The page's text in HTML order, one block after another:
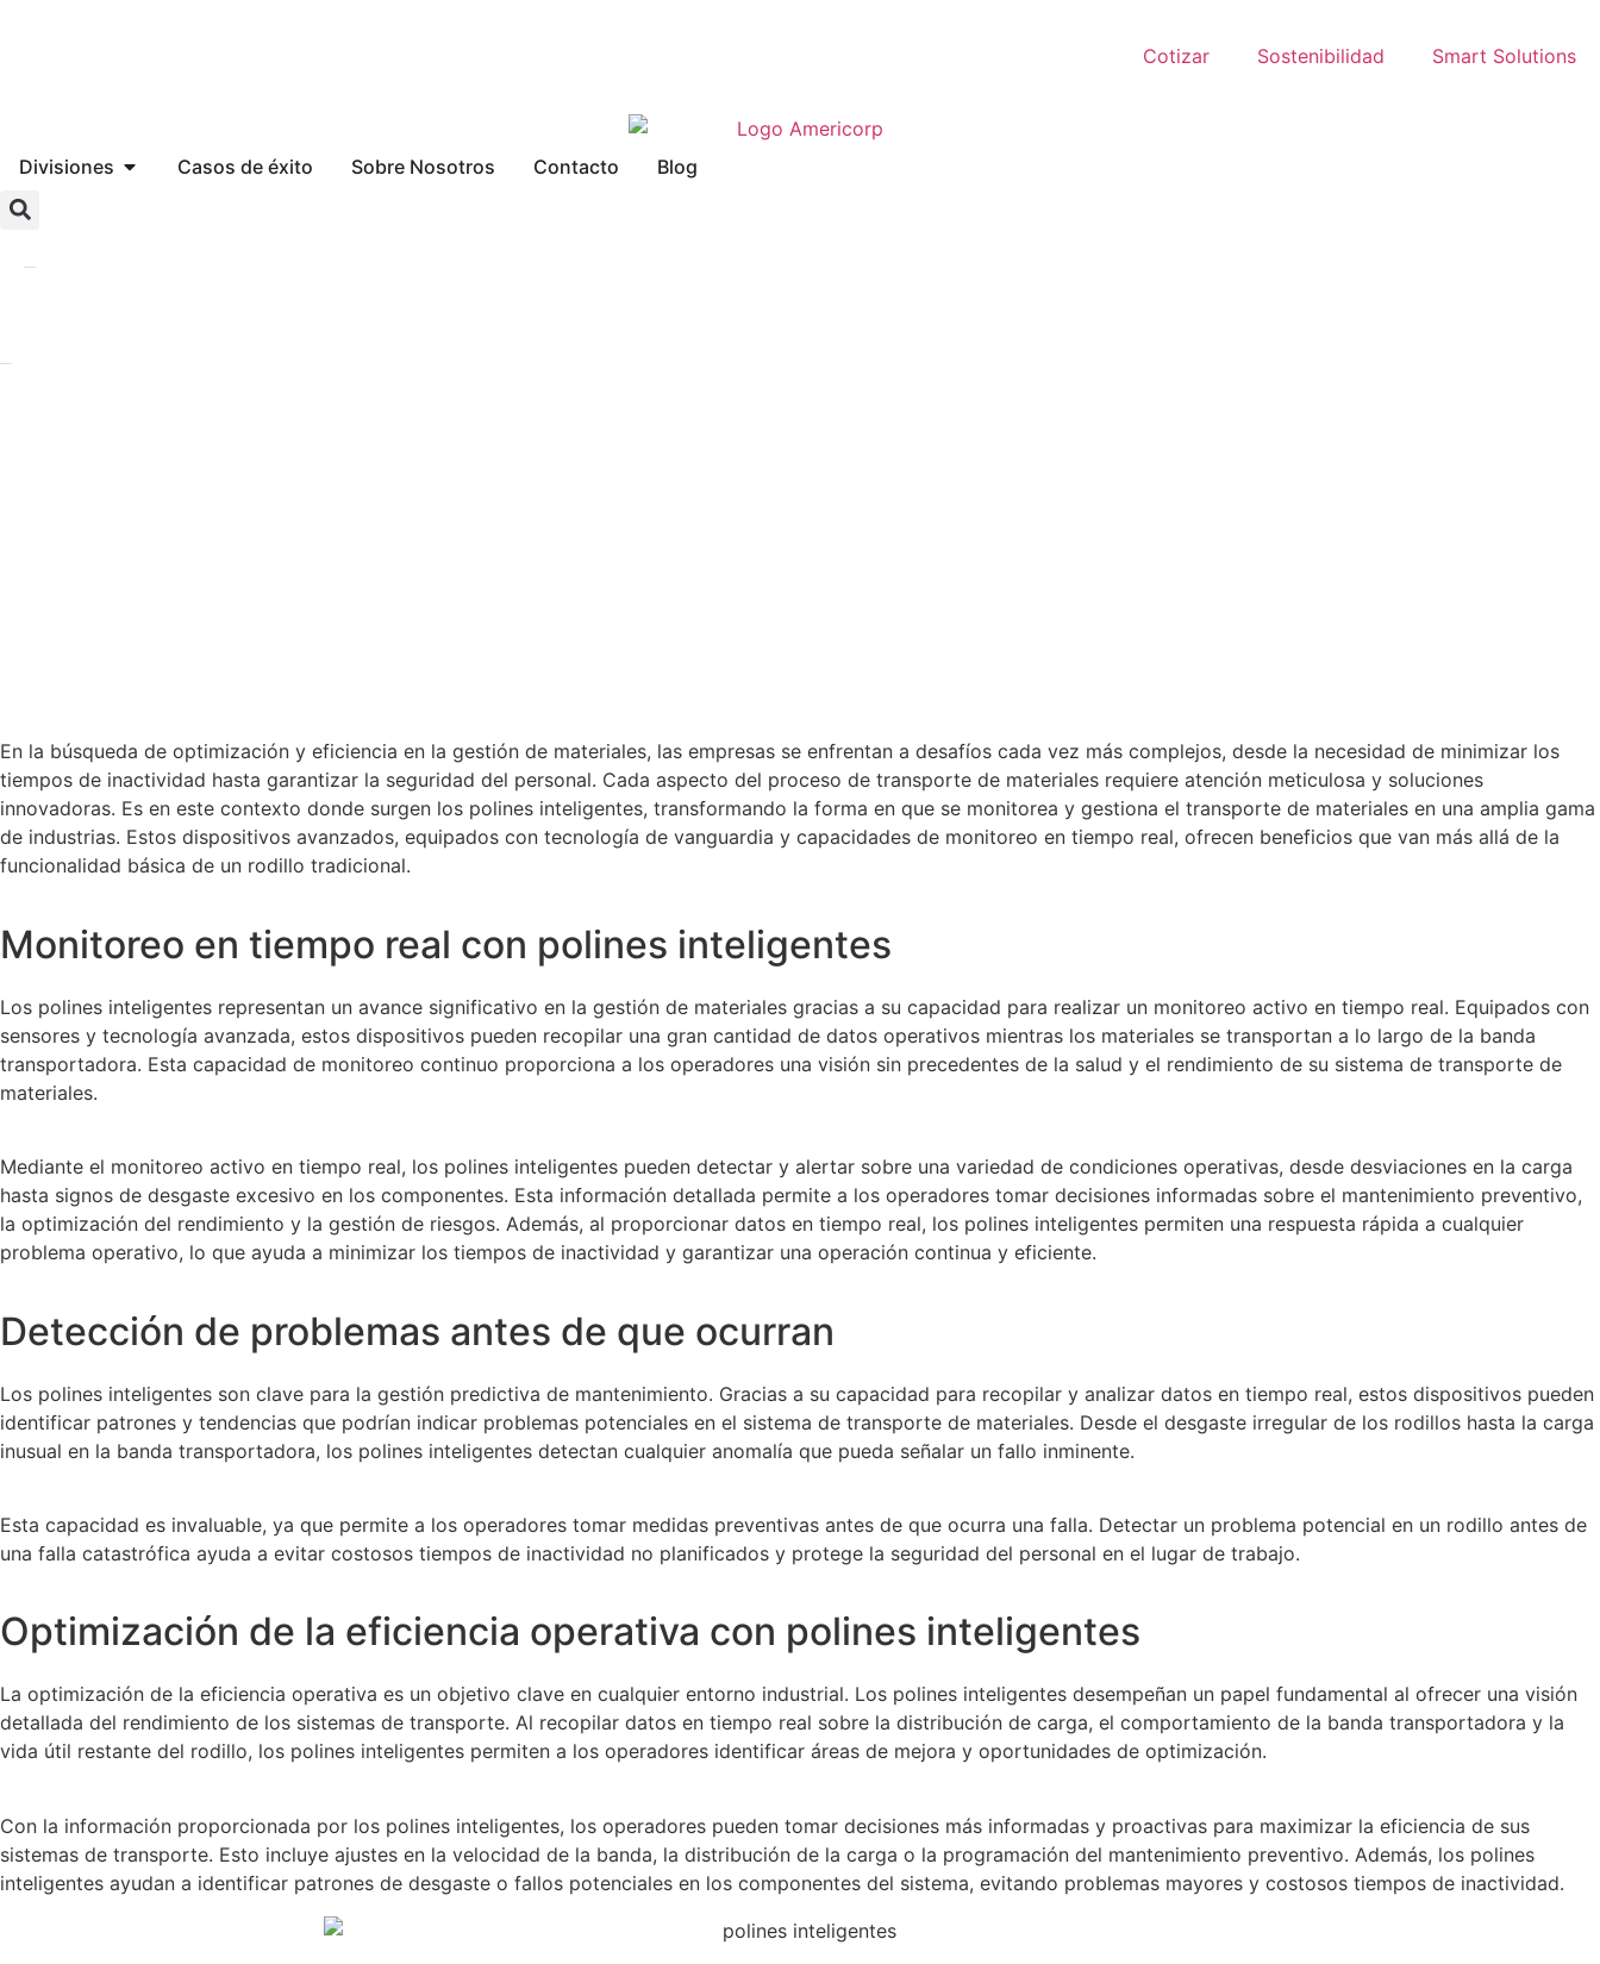
Cotizar Sostenibilidad Smart Solutions
Divisiones Casos de éxito Sobre Nosotros Contacto Blog
En la búsqueda de optimización y eficiencia en la gestión de materiales, las empresas se enfrentan a desafíos cada vez más complejos, desde la necesidad de minimizar los
tiempos de inactividad hasta garantizar la seguridad del personal. Cada aspecto del proceso de transporte de materiales requiere atención meticulosa y soluciones
innovadoras. Es en este contexto donde surgen los polines inteligentes, transformando la forma en que se monitorea y gestiona el transporte de materiales en una amplia gama
de industrias. Estos dispositivos avanzados, equipados con tecnología de vanguardia y capacidades de monitoreo en tiempo real, ofrecen beneficios que van más allá de la
funcionalidad básica de un rodillo tradicional.
Monitoreo en tiempo real con polines inteligentes
Los polines inteligentes representan un avance significativo en la gestión de materiales gracias a su capacidad para realizar un monitoreo activo en tiempo real. Equipados con
sensores y tecnología avanzada, estos dispositivos pueden recopilar una gran cantidad de datos operativos mientras los materiales se transportan a lo largo de la banda
transportadora. Esta capacidad de monitoreo continuo proporciona a los operadores una visión sin precedentes de la salud y el rendimiento de su sistema de transporte de
materiales.
Mediante el monitoreo activo en tiempo real, los polines inteligentes pueden detectar y alertar sobre una variedad de condiciones operativas, desde desviaciones en la carga
hasta signos de desgaste excesivo en los componentes. Esta información detallada permite a los operadores tomar decisiones informadas sobre el mantenimiento preventivo,
la optimización del rendimiento y la gestión de riesgos. Además, al proporcionar datos en tiempo real, los polines inteligentes permiten una respuesta rápida a cualquier
problema operativo, lo que ayuda a minimizar los tiempos de inactividad y garantizar una operación continua y eficiente.
Detección de problemas antes de que ocurran
Los polines inteligentes son clave para la gestión predictiva de mantenimiento. Gracias a su capacidad para recopilar y analizar datos en tiempo real, estos dispositivos pueden
identificar patrones y tendencias que podrían indicar problemas potenciales en el sistema de transporte de materiales. Desde el desgaste irregular de los rodillos hasta la carga
inusual en la banda transportadora, los polines inteligentes detectan cualquier anomalía que pueda señalar un fallo inminente.
Esta capacidad es invaluable, ya que permite a los operadores tomar medidas preventivas antes de que ocurra una falla. Detectar un problema potencial en un rodillo antes de
una falla catastrófica ayuda a evitar costosos tiempos de inactividad no planificados y protege la seguridad del personal en el lugar de trabajo.
Optimización de la eficiencia operativa con polines inteligentes
La optimización de la eficiencia operativa es un objetivo clave en cualquier entorno industrial. Los polines inteligentes desempeñan un papel fundamental al ofrecer una visión
detallada del rendimiento de los sistemas de transporte. Al recopilar datos en tiempo real sobre la distribución de carga, el comportamiento de la banda transportadora y la
vida útil restante del rodillo, los polines inteligentes permiten a los operadores identificar áreas de mejora y oportunidades de optimización.
Con la información proporcionada por los polines inteligentes, los operadores pueden tomar decisiones más informadas y proactivas para maximizar la eficiencia de sus
sistemas de transporte. Esto incluye ajustes en la velocidad de la banda, la distribución de la carga o la programación del mantenimiento preventivo. Además, los polines
inteligentes ayudan a identificar patrones de desgaste o fallos potenciales en los componentes del sistema, evitando problemas mayores y costosos tiempos de inactividad.